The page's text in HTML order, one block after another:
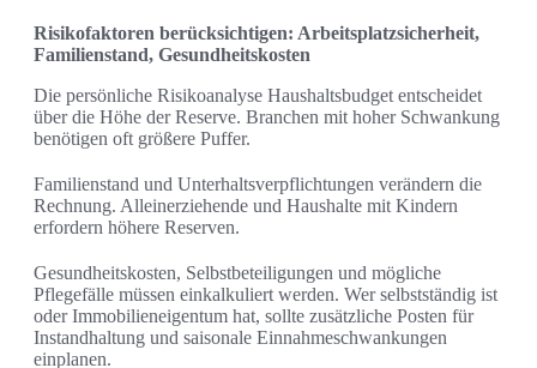
Risikofaktoren berücksichtigen: Arbeitsplatzsicherheit,
Familienstand, Gesundheitskosten
Die persönliche Risikoanalyse Haushaltsbudget entscheidet
über die Höhe der Reserve. Branchen mit hoher Schwankung
benötigen oft größere Puffer.
Familienstand und Unterhaltsverpflichtungen verändern die
Rechnung. Alleinerziehende und Haushalte mit Kindern
erfordern höhere Reserven.
Gesundheitskosten, Selbstbeteiligungen und mögliche
Pflegefälle müssen einkalkuliert werden. Wer selbstständig ist
oder Immobilieneigentum hat, sollte zusätzliche Posten für
Instandhaltung und saisonale Einnahmeschwankungen
einplanen.